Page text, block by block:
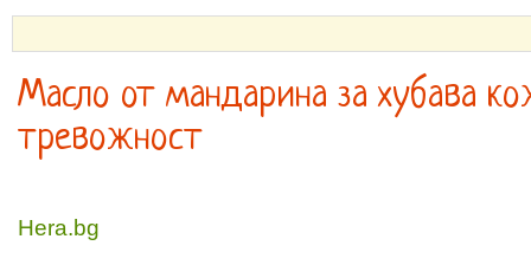
Масло от мандарина за хубава
тревожност
Hera.bg